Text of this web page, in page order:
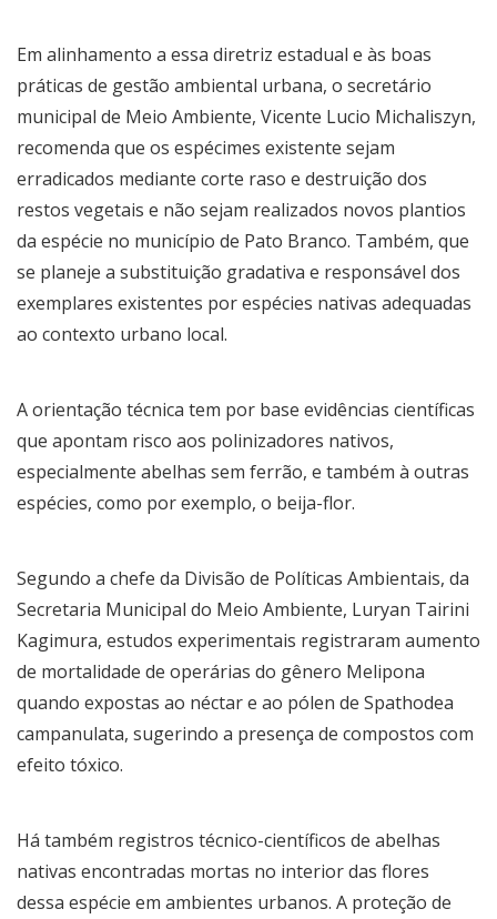
Em alinhamento a essa diretriz estadual e às boas
práticas de gestão ambiental urbana, o secretário
municipal de Meio Ambiente, Vicente Lucio Michaliszyn,
recomenda que os espécimes existente sejam
erradicados mediante corte raso e destruição dos
restos vegetais e não sejam realizados novos plantios
da espécie no município de Pato Branco. Também, que
se planeje a substituição gradativa e responsável dos
exemplares existentes por espécies nativas adequadas
ao contexto urbano local.
A orientação técnica tem por base evidências científicas
que apontam risco aos polinizadores nativos,
especialmente abelhas sem ferrão, e também à outras
espécies, como por exemplo, o beija-flor.
Segundo a chefe da Divisão de Políticas Ambientais, da
Secretaria Municipal do Meio Ambiente, Luryan Tairini
Kagimura, estudos experimentais registraram aumento
de mortalidade de operárias do gênero Melipona
quando expostas ao néctar e ao pólen de Spathodea
campanulata, sugerindo a presença de compostos com
efeito tóxico.
Há também registros técnico-científicos de abelhas
nativas encontradas mortas no interior das flores
dessa espécie em ambientes urbanos. A proteção de